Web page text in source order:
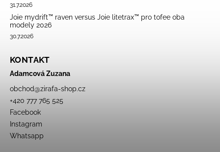
31.7.2026
Joie mydrift™ raven versus Joie litetrax™ pro tofee oba
modely 2026
30.7.2026
KONTAKT
Adamcová Zuzana
obchod@zirafa-shop.cz
+420 777 765 525
Facebook
Instagram
Whatsapp